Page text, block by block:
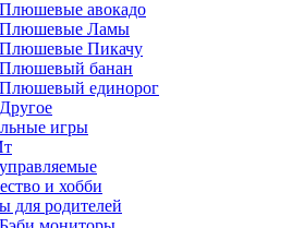
Плюшевые авокадо
Плюшевые Ламы
Плюшевые Пикачу
Плюшевый банан
Плюшевый единорог
Другое
игры
и хобби
для родителей